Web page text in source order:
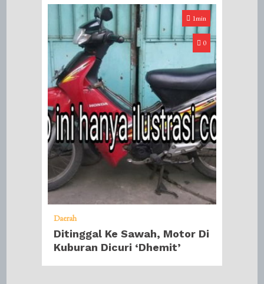
1min
0
Daerah
Ditinggal Ke Sawah, Motor Di
Kuburan Dicuri ‘Dhemit’